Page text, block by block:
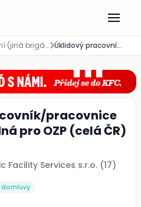
Ostatní (jiná brigáda) Úklidový pracovník/pracovnice – práce vhodná pro OZP (celá ČR) (A833)
pracovnice
pro OZP (celá ČR)
Facility Services s.r.o. (17)
domluvy